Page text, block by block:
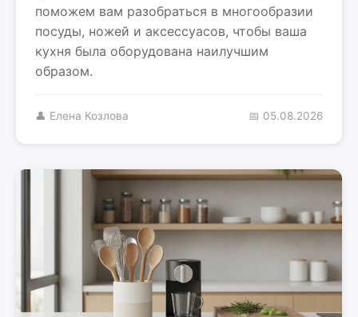
поможем вам разобраться в многообразии
посуды, ножей и аксессуасов, чтобы ваша
кухня была оборудована наилучшим
образом.
👤 Елена Козлова 📅 05.08.2026